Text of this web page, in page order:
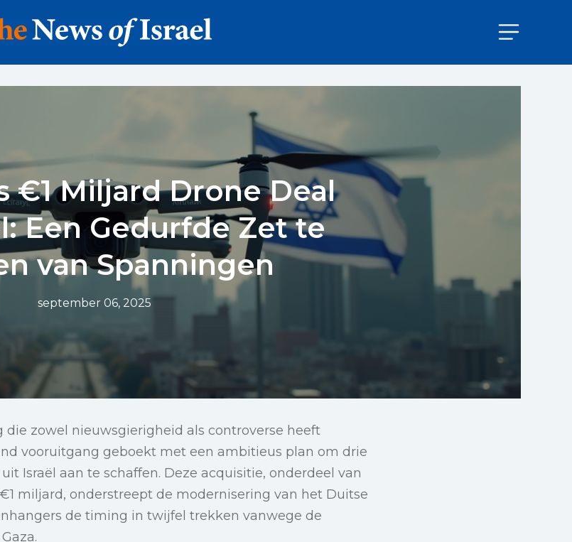
€1 Miljard Drone Deal
Een Gedurfde Zet te
van Spanningen
september 06, 2025
die zowel nieuwsgierigheid als controverse heeft
vooruitgang geboekt met een ambitieus plan om drie
Israël aan te schaffen. Deze acquisitie, onderdeel van
miljard, onderstreept de modernisering van het Duitse
de timing in twijfel trekken vanwege de